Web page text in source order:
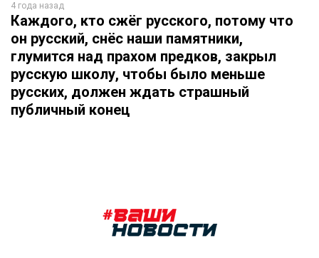
4 года назад
Каждого, кто сжёг русского, потому что
он русский, снёс наши памятники,
глумится над прахом предков, закрыл
русскую школу, чтобы было меньше
русских, должен ждать страшный
публичный конец